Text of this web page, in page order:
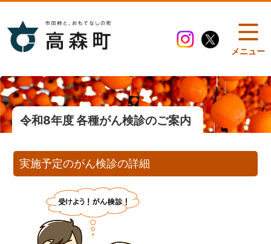
メニュー
令和8年度 各種がん検診のご案内
実施予定のがん検診の詳細